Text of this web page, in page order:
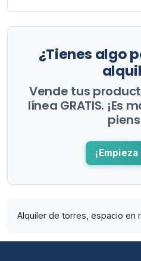
¿Tienes algo
Vende tus
línea GRATIS. ¡Es
Alquiler de torres, espacio en